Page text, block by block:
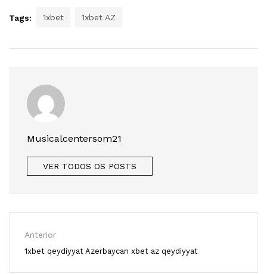
Tags: 1xbet 1xbet AZ
Musicalcentersom21
VER TODOS OS POSTS
Anterior
1xbet qeydiyyat Azerbaycan xbet az qeydiyyat